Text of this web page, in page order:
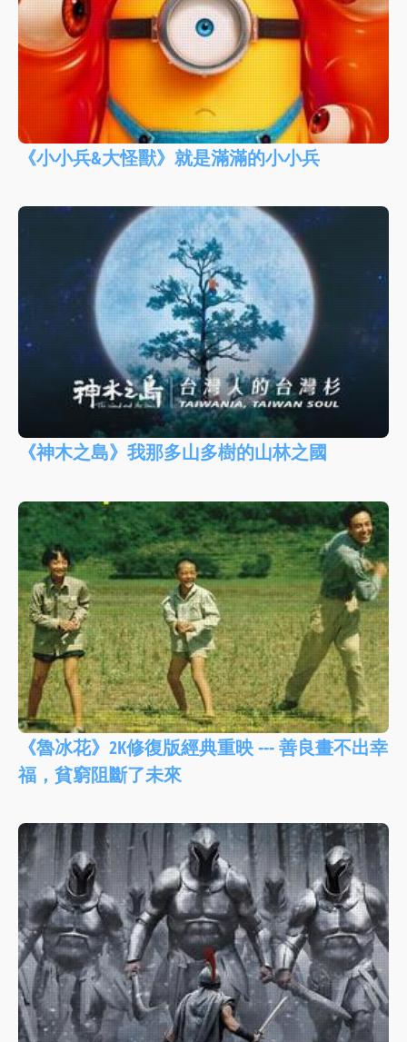
《小小兵&大怪獸》就是滿滿的小小兵
《神木之島》我那多山多樹的山林之國
《魯冰花》2K修復版經典重映 --- 善良畫不出幸
福，貧窮阻斷了未來